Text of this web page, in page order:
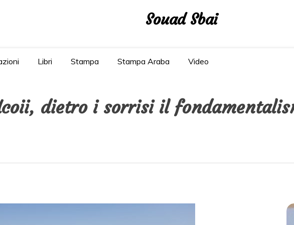
Souad Sbai
Libri Stampa Stampa Araba Video
dietro i sorrisi il